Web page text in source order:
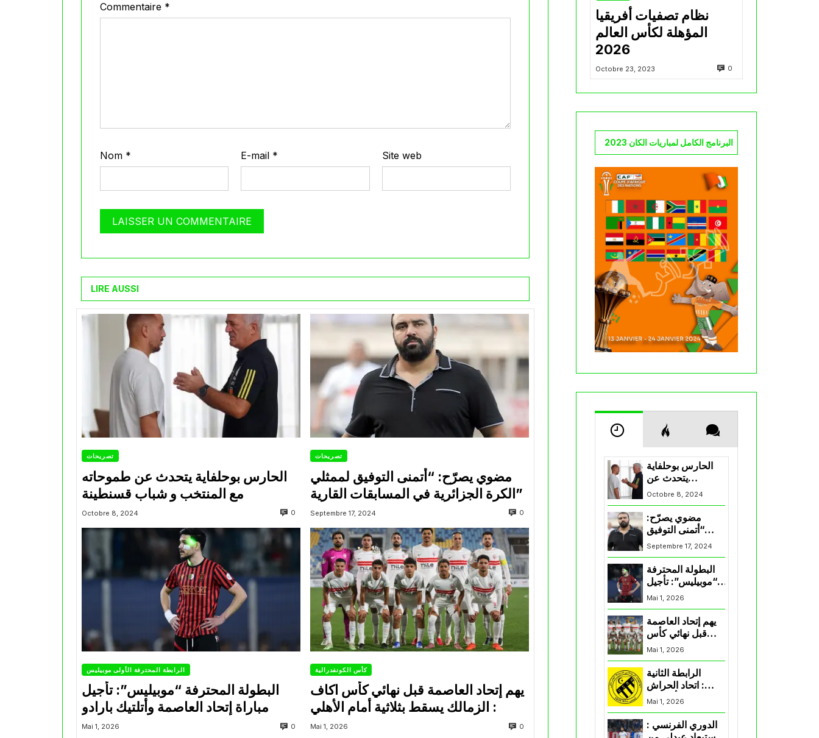
Commentaire *
Nom * E-mail * Site web
LIRE AUSSI
تصريحات
الحارس بوحلفاية يتحدث عن طموحاته
مع المنتخب و شباب قسنطينة
Octobre 8, 2024 0
تصريحات
مضوي يصرّح: “أتمنى التوفيق لممثلي
الكرة الجزائرية في المسابقات القارية”
Septembre 17, 2024 0
الرابطة المحترفة الأولى موبيليس
البطولة المحترفة “موبيليس”: تأجيل
مباراة إتحاد العاصمة وأتلتيك بارادو
Mai 1, 2026 0
كأس الكونفدرالية
يهم إتحاد العاصمة قبل نهائي كأس اكاف
Mai 1, 2026 0
نظام تصفيات أفريقيا
المؤهلة لكأس العالم
2026
Octobre 23, 2023 0
البرنامج الكامل لمباريات الكان 2023
الحارس بوحلفاية
يتحدث عن
طموحاته مع
المنتخب و شباب
قسنطينة
Octobre 8, 2024
مضوي يصرّح:
“أتمنى التوفيق
لممثلي الكرة
الجزائرية في
Septembre 17, 2024
البطولة المحترفة
“موبيليس”: تأجيل
مباراة إتحاد
العاصمة وأتلتيك
بارادو
Mai 1, 2026
يهم إتحاد العاصمة
قبل نهائي كأس
اكاف : الزمالك
يسقط بثلاثية أمام
Mai 1, 2026
الرابطة الثانية
: اتحاد الحراش
يحسم التأهل إلى
“البلاي أوف”
Mai 1, 2026
الدوري الفرنسي :